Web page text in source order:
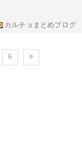
カルチョまとめブログ
6